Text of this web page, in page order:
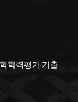
학력평가 기출